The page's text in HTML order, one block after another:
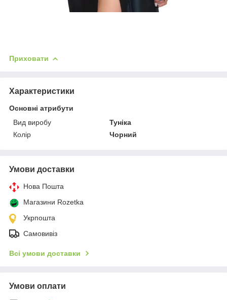
Приховати
Характеристики
Основні атрибути
Вид виробу
Туніка
Колір
Чорний
Умови доставки
Нова Пошта
Магазини Rozetka
Укрпошта
Самовивіз
Всі умови доставки
Умови оплати